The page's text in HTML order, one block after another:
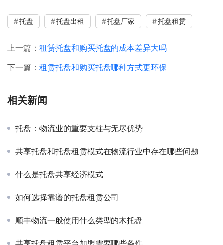
托盘 托盘出租 托盘厂家 托盘租赁
上一篇： 租赁托盘和购买托盘的成本差异大吗
下一篇： 租赁托盘和购买托盘哪种方式更环保
相关新闻
托盘：物流业的重要支柱与无尽优势
共享托盘和托盘租赁模式在物流行业中存在哪些问题
什么是托盘共享经济模式
如何选择靠谱的托盘租赁公司
顺丰物流一般使用什么类型的木托盘